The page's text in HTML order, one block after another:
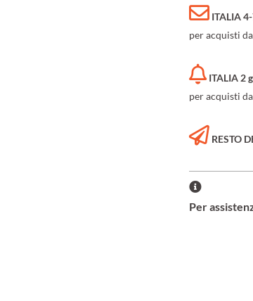
ITALIA
per acquisti
ITALIA 2
per acquisti
RESTO
Per